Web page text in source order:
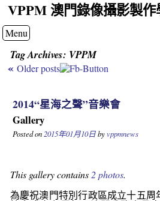
VPPM 澳門錄像攝影製作
Menu
Tag Archives: VPPM
« Older posts
2014“星海之聲”音樂會
Gallery
Posted on 2015年01月10日byvppmnews
This gallery contains 2 photos.
為慶祝澳門特別行政區成立十五